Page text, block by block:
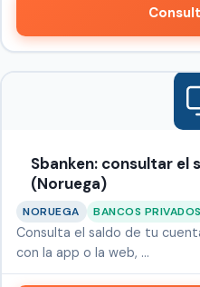
Sbanken: consultar el
(Noruega)
NORUEGA BANCOS PRIVADOS
Consulta el saldo de tu
con la app o la web, …